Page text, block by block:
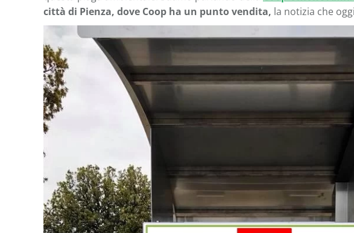
città di Pienza, dove Coop ha un punto vendita, la notizia che